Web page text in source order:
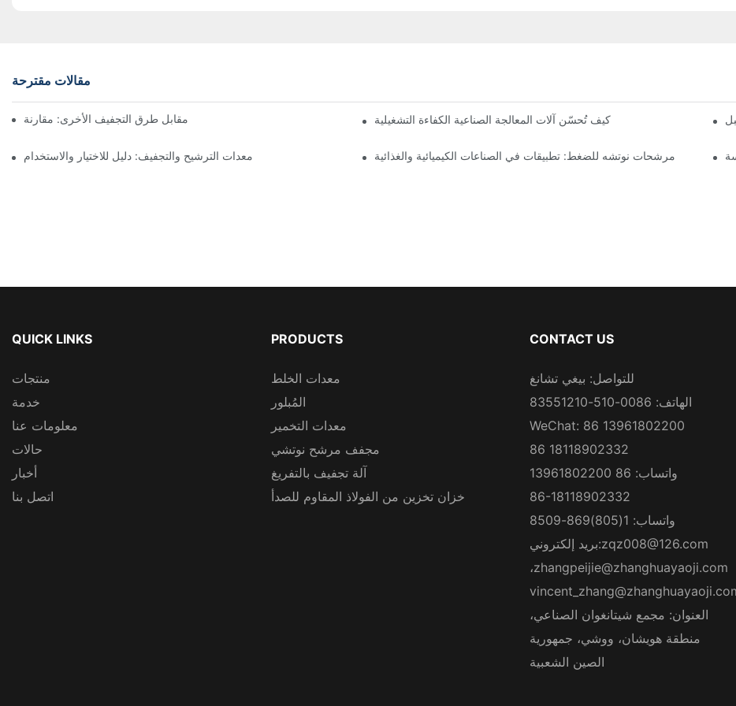
مقالات مقترحة
مجففات نوتش المرشحة ذات المحرك مقابل طرق التجفيف الأخرى: مقارنة كيف تُحسّن آلات المعالجة الصناعية الكفاءة التشغيلية
معدات الترشيح والتجفيف: دليل للاختيار والاستخدام مرشحات نوتشه للضغط: تطبيقات في الصناعات الكيميائية والغذائية
QUICK LINKS
منتجات
خدمة
معلومات عنا
حالات
أخبار
اتصل بنا
PRODUCTS
معدات الخلط
المُبلور
معدات التخمير
مجفف مرشح نوتشي
آلة تجفيف بالتفريغ
خزان تخزين من الفولاذ المقاوم للصدأ
CONTACT US
للتواصل: بيغي تشانغ
الهاتف: 0086-510-83551210
WeChat: 86 13961802200
86 18118902332
واتساب: 86 13961802200
86-18118902332
واتساب: 1(805)869-8509
بريد إلكتروني:zqz008@126.com
،zhangpeijie@zhanghuayaoji.com
العنوان: مجمع شيتانغوان الصناعي،
منطقة هويشان، ووشي، جمهورية
الصين الشعبية